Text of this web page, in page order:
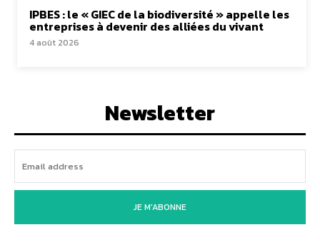
IPBES : le « GIEC de la biodiversité » appelle les
entreprises à devenir des alliées du vivant
4 août 2026
Newsletter
JE M'ABONNE